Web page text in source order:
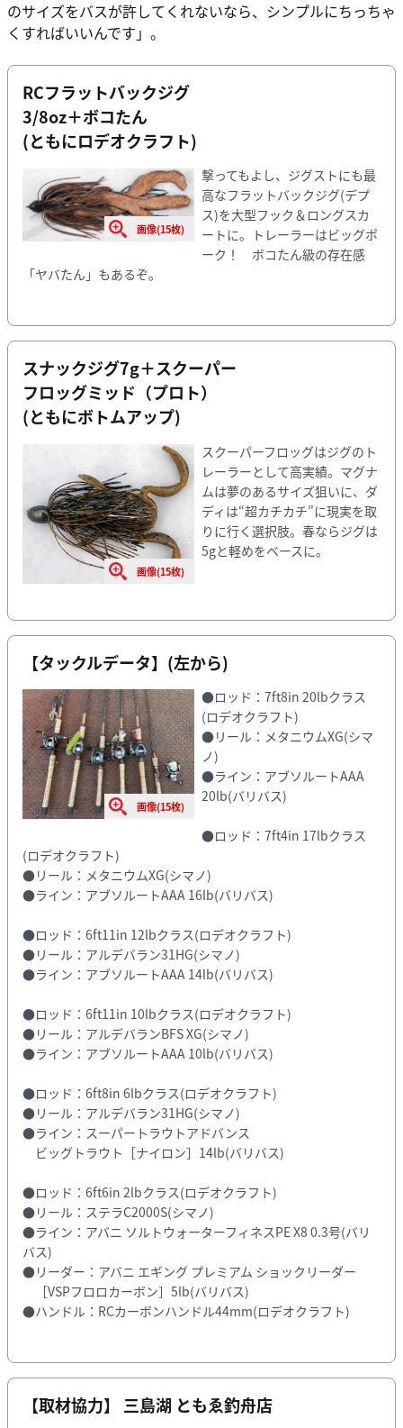
のサイズをバスが許してくれないなら、シンプルにちっちゃ
くすればいいんです」。
RCフラットバックジグ
3/8oz＋ボコたん
(ともにロデオクラフト)
画像(15枚)
撃ってもよし、ジグストにも最
高なフラットバックジグ(デプ
ス)を大型フック＆ロングスカ
ートに。トレーラーはビッグポ
ーク！ ボコたん級の存在感
「ヤバたん」もあるぞ。
スナックジグ7g＋スクーパー
フロッグミッド（プロト）
(ともにボトムアップ)
画像(15枚)
スクーパーフロッグはジグのト
レーラーとして高実績。マグナ
ムは夢のあるサイズ狙いに、ダ
ディは“超カチカチ”に現実を取
りに行く選択肢。春ならジグは
5gと軽めをベースに。
【タックルデータ】(左から)
画像(15枚)
●ロッド：7ft8in 20lbクラス
(ロデオクラフト)
●リール：メタニウムXG(シマ
ノ)
●ライン：アブソルートAAA
20lb(バリバス)
●ロッド：7ft4in 17lbクラス
(ロデオクラフト)
●リール：メタニウムXG(シマノ)
●ライン：アブソルートAAA 16lb(バリバス)
●ロッド：6ft11in 12lbクラス(ロデオクラフト)
●リール：アルデバラン31HG(シマノ)
●ライン：アブソルートAAA 14lb(バリバス)
●ロッド：6ft11in 10lbクラス(ロデオクラフト)
●リール：アルデバランBFS XG(シマノ)
●ライン：アブソルートAAA 10lb(バリバス)
●ロッド：6ft8in 6lbクラス(ロデオクラフト)
●リール：アルデバラン31HG(シマノ)
●ライン：スーパートラウトアドバンス
ビッグトラウト［ナイロン］14lb(バリバス)
●ロッド：6ft6in 2lbクラス(ロデオクラフト)
●リール：ステラC2000S(シマノ)
●ライン：アバニ ソルトウォーターフィネスPE X8 0.3号(バリ
バス)
●リーダー：アバニ エギング プレミアム ショックリーダー
［VSPフロロカーボン］5lb(バリバス)
●ハンドル：RCカーボンハンドル44mm(ロデオクラフト)
【取材協力】 三島湖 ともゑ釣舟店